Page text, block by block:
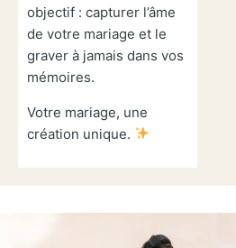
objectif : capturer l’âme
de votre mariage et le
graver à jamais dans vos
mémoires.
Votre mariage, une
création unique.